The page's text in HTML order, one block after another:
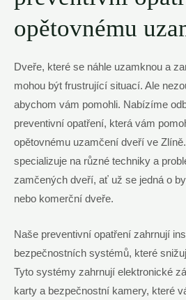
opětovnému
Dveře, které se náhle uzamknou a
mohou být frustrující situací. Ale
abychom vám pomohli. Nabízíme
preventivní opatření, která vám
opětovnému uzamčení dveří ve
specializuje na různé techniky a
zamčených dveří, ať už se jedná o
nebo komerční dveře.
Naše preventivní opatření zahrnují
bezpečnostních systémů, které
Tyto systémy zahrnují elektronické
karty a bezpečnostní kamery, které